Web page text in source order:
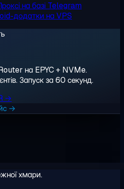
на базі Telegram
додатки на VPS
на EPYC + NVMe.
Запуск за 60 секунд.
→
→
хмари.